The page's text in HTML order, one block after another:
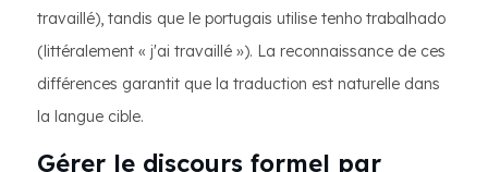
travaillé), tandis que le portugais utilise tenho trabalhado
(littéralement « j'ai travaillé »). La reconnaissance de ces
différences garantit que la traduction est naturelle dans
la langue cible.
Gérer le discours formel par